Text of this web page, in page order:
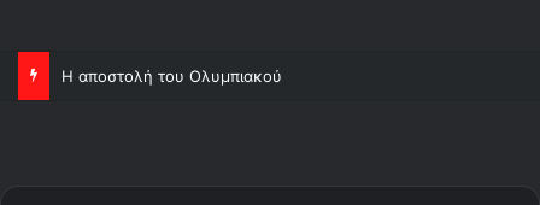
Η αποστολή του Ολυμπιακού